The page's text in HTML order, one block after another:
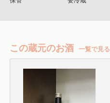
この蔵元のお酒 一覧で見る